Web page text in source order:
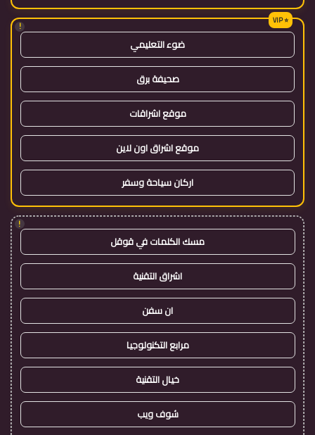
!
ضوء التعليمي
صحيفة برق
موقع اشراقات
موقع اشراق اون لاين
اركان سياحة وسفر
!
مسك الكلمات في قوقل
اشراق التقنية
ان سفن
مرابع التكنولوجيا
خيال التقنية
شوف ويب